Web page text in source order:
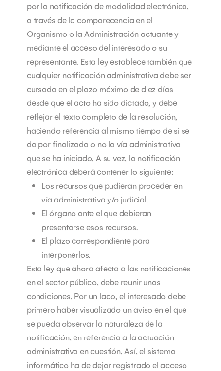
por la notificación de modalidad electrónica,
a través de la comparecencia en el
Organismo o la Administración actuante y
mediante el acceso del interesado o su
representante. Esta ley establece también que
cualquier notificación administrativa debe ser
cursada en el plazo máximo de diez días
desde que el acto ha sido dictado, y debe
reflejar el texto completo de la resolución,
haciendo referencia al mismo tiempo de si se
da por finalizada o no la vía administrativa
que se ha iniciado.A su vez, la notificación
electrónica deberá contener lo siguiente:
Los recursos que pudieran proceder en
vía administrativa y/o judicial.
El órgano ante el que debieran
presentarse esos recursos.
El plazo correspondiente para
interponerlos.
Esta ley que ahora afecta a las notificaciones
en el sector público, debe reunir unas
condiciones. Por un lado, el interesado debe
primero haber visualizado un aviso en el que
se pueda observar la naturaleza de la
notificación, en referencia a la actuación
administrativa en cuestión.Así, el sistema
informático ha de dejar registrado el acceso